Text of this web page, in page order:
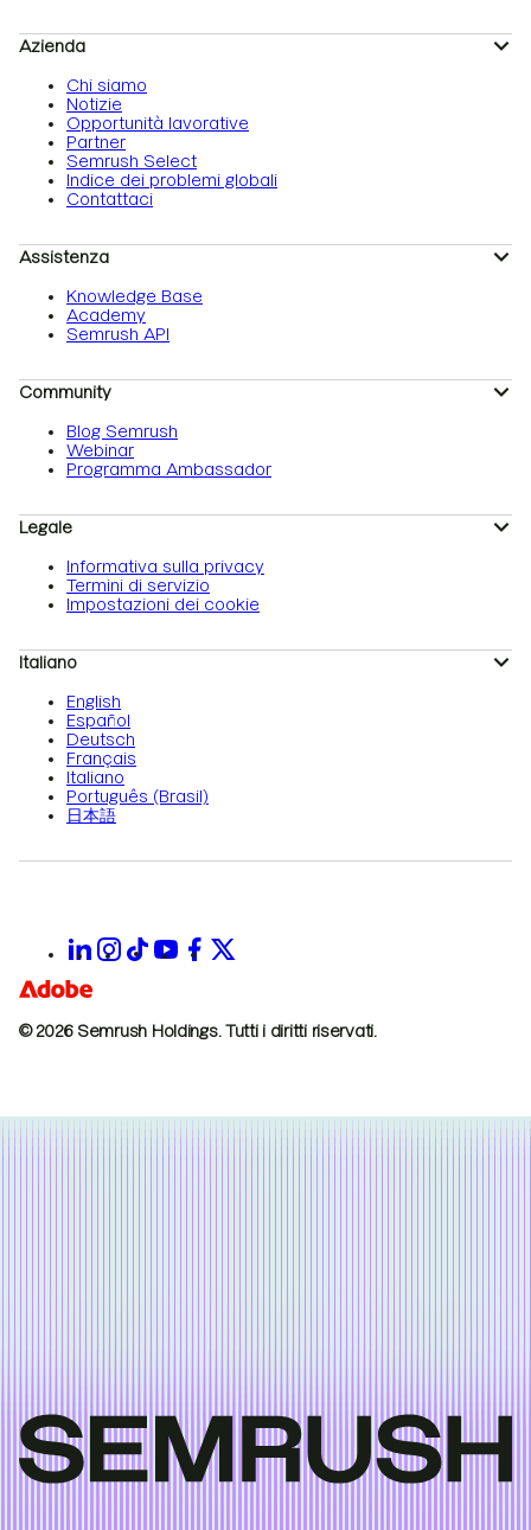
Azienda
Chi siamo
Notizie
Opportunità lavorative
Partner
Semrush Select
Indice dei problemi globali
Contattaci
Assistenza
Knowledge Base
Academy
Semrush API
Community
Blog Semrush
Webinar
Programma Ambassador
Legale
Informativa sulla privacy
Termini di servizio
Impostazioni dei cookie
Italiano
English
Español
Deutsch
Français
Italiano
Português (Brasil)
日本語
© 2026 Semrush Holdings. Tutti i diritti riservati.